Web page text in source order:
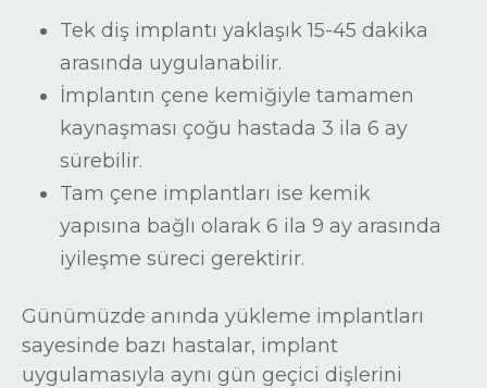
Tek diş implantı yaklaşık 15-45 dakika
arasında uygulanabilir.
İmplantın çene kemiğiyle tamamen
kaynaşması çoğu hastada 3 ila 6 ay
sürebilir.
Tam çene implantları ise kemik
yapısına bağlı olarak 6 ila 9 ay arasında
iyileşme süreci gerektirir.
Günümüzde anında yükleme implantları
sayesinde bazı hastalar, implant
uygulamasıyla aynı gün geçici dişlerini